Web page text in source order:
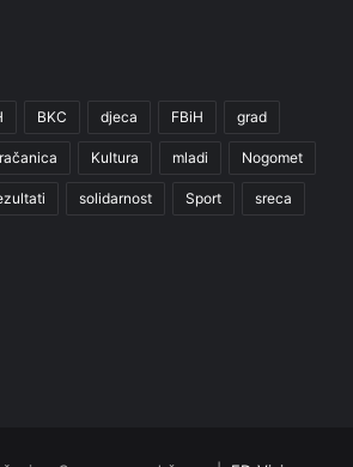
BKC djeca FBiH grad
Kultura mladi Nogomet
solidarnost Sport sreca